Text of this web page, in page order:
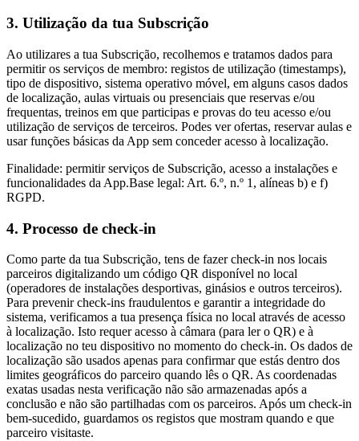
3. Utilização da tua Subscrição
Ao utilizares a tua Subscrição, recolhemos e tratamos dados para
permitir os serviços de membro: registos de utilização (timestamps),
tipo de dispositivo, sistema operativo móvel, em alguns casos dados
de localização, aulas virtuais ou presenciais que reservas e/ou
frequentas, treinos em que participas e provas do teu acesso e/ou
utilização de serviços de terceiros. Podes ver ofertas, reservar aulas e
usar funções básicas da App sem conceder acesso à localização.
Finalidade: permitir serviços de Subscrição, acesso a instalações e
funcionalidades da App.Base legal: Art. 6.º, n.º 1, alíneas b) e f)
RGPD.
4. Processo de check-in
Como parte da tua Subscrição, tens de fazer check-in nos locais
parceiros digitalizando um código QR disponível no local
(operadores de instalações desportivas, ginásios e outros terceiros).
Para prevenir check-ins fraudulentos e garantir a integridade do
sistema, verificamos a tua presença física no local através de acesso
à localização. Isto requer acesso à câmara (para ler o QR) e à
localização no teu dispositivo no momento do check-in. Os dados de
localização são usados apenas para confirmar que estás dentro dos
limites geográficos do parceiro quando lês o QR. As coordenadas
exatas usadas nesta verificação não são armazenadas após a
conclusão e não são partilhadas com os parceiros. Após um check-in
bem-sucedido, guardamos os registos que mostram quando e que
parceiro visitaste.